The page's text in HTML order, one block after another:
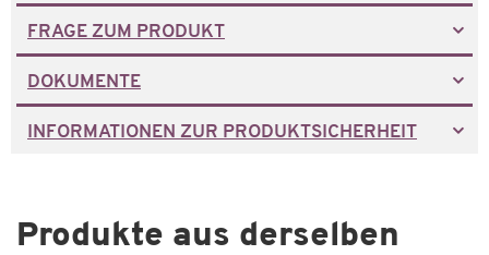
FRAGE ZUM PRODUKT
DOKUMENTE
INFORMATIONEN ZUR PRODUKTSICHERHEIT
Produkte aus derselben